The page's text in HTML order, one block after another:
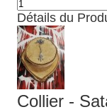
Détails du
Collier -